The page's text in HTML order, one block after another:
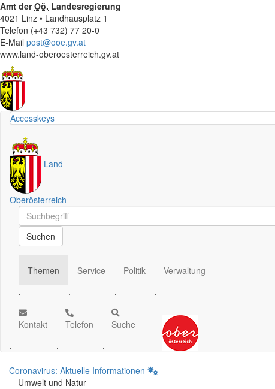
Amt derOö. Landesregierung
4021 Linz • Landhausplatz 1
Telefon (+43 732) 77 20-0
E-Mail post@ooe.gv.at
www.land-oberoesterreich.gv.at
Accesskeys
Land
Oberösterreich
Schnellsuche
Schnellsuche
Suchen
Themen
.
Service
.
Politik
.
Verwaltung
.
Kontakt
.
Telefon
.
Suche
.
Coronavirus: Aktuelle Informationen
Umwelt und Natur